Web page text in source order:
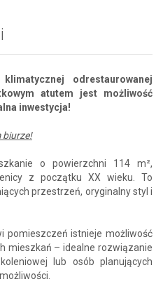
odrestaurowanej
atutem jest możliwość
inwestycja!
biurze!
o powierzchni 114 m²,
z początku XX wieku. To
przestrzeń, oryginalny styl i
pomieszczeń istnieje możliwość
mieszkań – idealne rozwiązanie
lub osób planujących